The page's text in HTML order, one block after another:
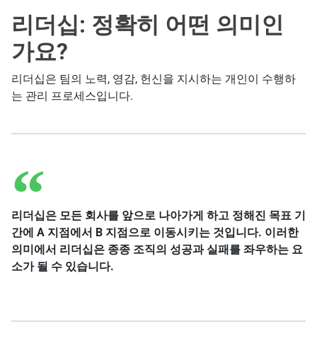
리더십: 정확히 어떤 의미인
가요?
리더십은 팀의 노력, 영감, 헌신을 지시하는 개인이 수행하
는 관리 프로세스입니다.
리더십은 모든 회사를 앞으로 나아가게 하고 정해진 목표 기
간에 A 지점에서 B 지점으로 이동시키는 것입니다. 이러한
의미에서 리더십은 종종 조직의 성공과 실패를 좌우하는 요
소가 될 수 있습니다.